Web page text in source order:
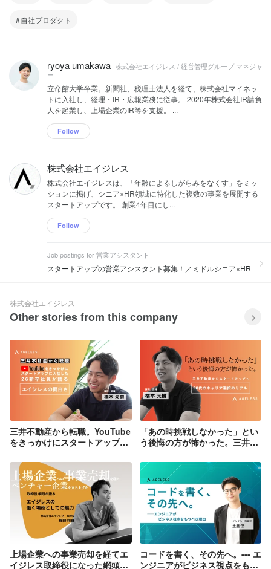
自社プロダクト
ryoya umakawa 株式会社エイジレス / 経営管理グループ マネジャ
ー
立命館大学卒業。新聞社、税理士法人を経て、株式会社マイネッ
トに入社し、経理・IR・広報業務に従事。 2020年株式会社IR請負
人を起業し、上場企業のIR等を支援。 ...
Follow
株式会社エイジレス
株式会社エイジレスは、「年齢によるしがらみをなくす」をミッ
ションに掲げ、シニア×HR領域に特化した複数の事業を展開する
スタートアップです。 創業4年目にし...
Follow
Job postings for 営業アシスタント
スタートアップの営業アシスタント募集！／ミドルシニア×HR
株式会社エイジレス
Other stories from this company
三井不動産から転職。YouTube
をきっかけにスタートアップに
レスの面白さ
「あの時挑戦しなかった」とい
う後悔の方が怖かった。三井不
ジレスに転職した20代のキャリ
ア選択のリアル
上場企業への事業売却を経てエ
イジレス取締役になった網頭が
コードを書く、その先へ。--- エ
ンジニアがビジネス視点をもつ